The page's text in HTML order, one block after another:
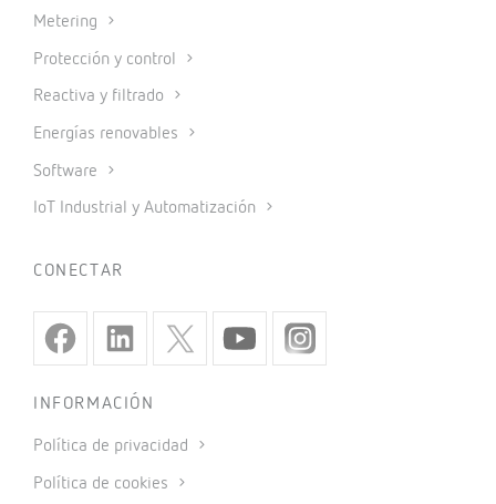
Metering
Protección y control
Reactiva y filtrado
Energías renovables
Software
IoT Industrial y Automatización
CONECTAR
INFORMACIÓN
Política de privacidad
Política de cookies